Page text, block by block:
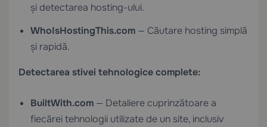
și detectarea hosting-ului.
WhoIsHostingThis.com — Căutare hosting simplă
și rapidă.
Detectarea stivei tehnologice complete:
BuiltWith.com — Detaliere cuprinzătoare a
fiecărei tehnologii utilizate de un site, inclusiv